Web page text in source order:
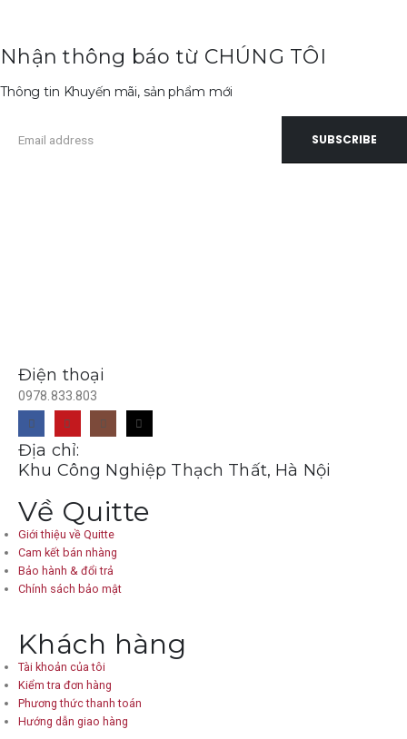
Nhận thông báo từ CHÚNG TÔI
Thông tin Khuyến mãi, sản phẩm mới
Điện thoại
0978.833.803
Địa chỉ:
Khu Công Nghiệp Thạch Thất, Hà Nội
Về Quitte
Giới thiệu về Quitte
Cam kết bán nhàng
Bảo hành & đổi trả
Chính sách bảo mật
Khách hàng
Tài khoản của tôi
Kiểm tra đơn hàng
Phương thức thanh toán
Hướng dẫn giao hàng